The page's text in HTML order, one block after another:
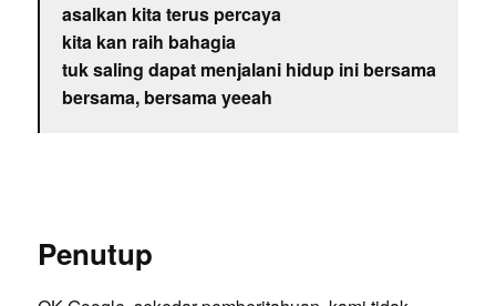
asalkan kita terus percaya
kita kan raih bahagia
tuk saling dapat menjalani hidup ini bersama
bersama, bersama yeeah
Penutup